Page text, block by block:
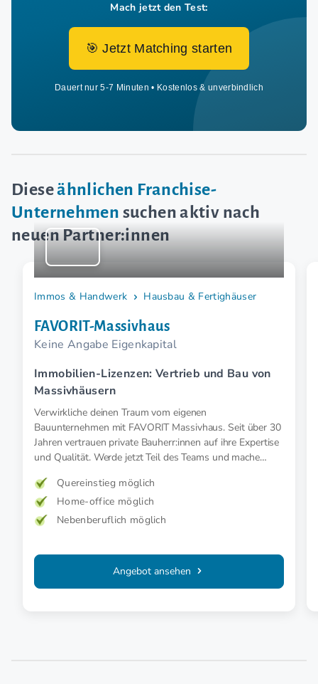
Mach jetzt den Test:
🎯 Jetzt Matching starten
Dauert nur 5-7 Minuten • Kostenlos & unverbindlich
Dieseähnlichen Franchise-
Unternehmen suchen aktiv nach
neuen Partner:innen
Immos & Handwerk Hausbau & Fertighäuser
FAVORIT-Massivhaus
Keine Angabe Eigenkapital
Immobilien-Lizenzen: Vertrieb und Bau von
Massivhäusern
Verwirkliche deinen Traum vom eigenen
Bauunternehmen mit FAVORIT Massivhaus. Seit über 30
Jahren vertrauen private Bauherr:innen auf ihre Expertise
und Qualität. Werde jetzt Teil des Teams und mache
Quereinstieg möglich
Home-office möglich
Nebenberuflich möglich
Angebot ansehen